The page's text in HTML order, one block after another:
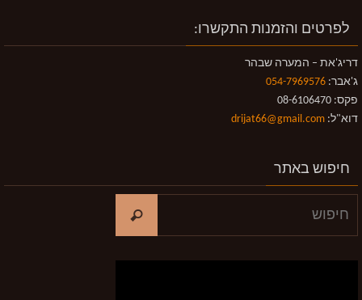
לפרטים והזמנות התקשרו:
דריג'את – המערה שבהר
ג'אבר: 054-7969576
פקס: 08-6106470
דוא"ל: drijat66@gmail.com
חיפוש באתר